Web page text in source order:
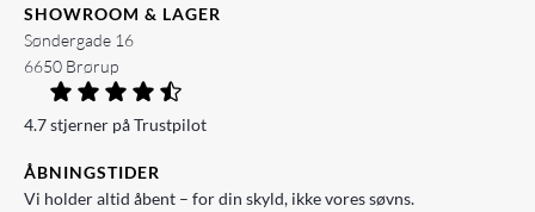
SHOWROOM & LAGER
Søndergade 16
6650 Brørup
4.7 stjerner på Trustpilot
ÅBNINGSTIDER
Vi holder altid åbent – for din skyld, ikke vores søvns.